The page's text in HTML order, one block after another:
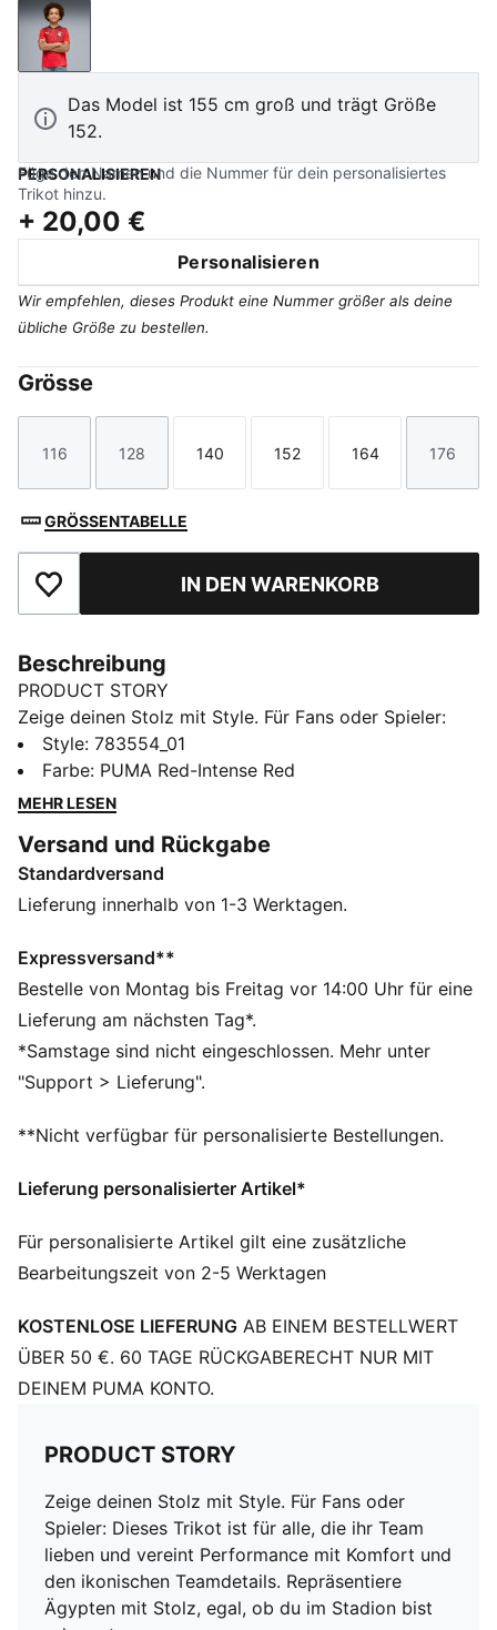
PUMA Red-Intense Red
Das Model ist 155 cm groß und trägt Größe
152.
PERSONALISIEREN
Füge den Namen und die Nummer für dein personalisiertes
Trikot hinzu.
+ 20,00 €
Personalisieren
Wir empfehlen, dieses Produkt eine Nummer größer als deine
übliche Größe zu bestellen.
Grösse
Größe
116
Größe
128
Größe
140
Größe
152
Größe
164
Größe
176
GRÖSSENTABELLE
Zu Favoriten hinzufügenIN DEN WARENKORB
Beschreibung
PRODUCT STORY
Zeige deinen Stolz mit Style. Für Fans oder Spieler:
Dieses Trikot ist für alle, die ihr Team lieben und
vereint Performance mit Komfort und den ikonischen
Teamdetails. Repräsentiere Ägypten mit Stolz, egal, ob
FEATURES + VORTEILE
FEUCHTIGKEITSREGULIERUNG: Technische dryCELL
Gewebe leiten Feuchtigkeit von der Haut ab – für ein
Als Teil des RE:FIBRE-Programms ist dieses
Kleidungsstück zu mindestens 95 % aus
Recyclingmaterial von Textilabfällen und anderen
gebrauchten Materialien hergestellt.
DETAILS
Passform: Regulär
Ausschnitt: Rundhalsausschnitt
Team und PUMA Branding-Details
PUMA Teenager: Empfohlen für ältere Kinder und
Teenager zwischen 8 und 16 Jahren
Style: 783554_01
Farbe: PUMA Red-Intense Red
MEHR LESEN
Versand und Rückgabe
Standardversand
Lieferung innerhalb von 1-3 Werktagen.
Expressversand**
Bestelle von Montag bis Freitag vor 14:00 Uhr für eine
Lieferung am nächsten Tag*.
*Samstage sind nicht eingeschlossen. Mehr unter
"Support > Lieferung".
**Nicht verfügbar für personalisierte Bestellungen.
Lieferung personalisierter Artikel*
Für personalisierte Artikel gilt eine zusätzliche
Bearbeitungszeit von 2-5 Werktagen
KOSTENLOSE LIEFERUNG AB EINEM BESTELLWERT
ÜBER 50 €. 60 TAGE RÜCKGABERECHT NUR MIT
DEINEM PUMA KONTO.
PRODUCT STORY
Zeige deinen Stolz mit Style. Für Fans oder
Spieler: Dieses Trikot ist für alle, die ihr Team
lieben und vereint Performance mit Komfort und
den ikonischen Teamdetails. Repräsentiere
Ägypten mit Stolz, egal, ob du im Stadion bist